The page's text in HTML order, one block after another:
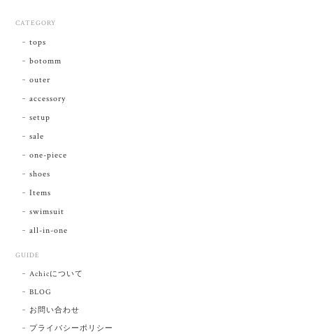
CATEGORY
tops
botomm
outer
accessory
setup
sale
one-piece
shoes
Items
swimsuit
all-in-one
GUIDE
Achicについて
BLOG
お問い合わせ
プライバシーポリシー